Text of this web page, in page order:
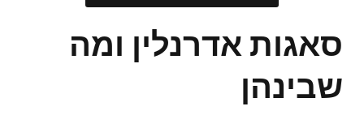
סאגות אדרנלין ומה
שבינהן